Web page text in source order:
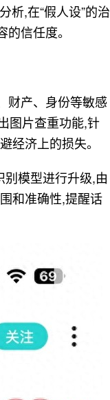
析,在“假人设”的治
信任度。
财产、身份等敏感
图片查重功能,针
经济上的损失。
别模型进行升级,由
和准确性,提醒话